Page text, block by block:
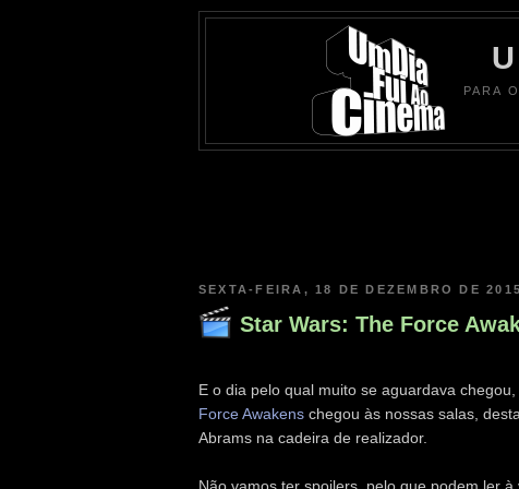
PARA
SEXTA-FEIRA, 18 DE DEZEMBRO DE 2015
Star Wars: The Force
E o dia pelo qual muito se aguardava chegou,
Force Awakens chegou às nossas salas,
Abrams na cadeira de realizador.